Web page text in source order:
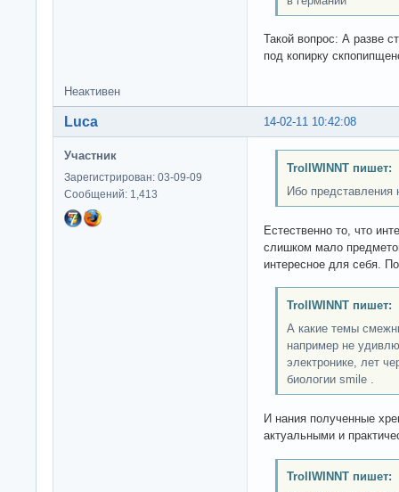
Такой вопрос: А разве
под копирку
Неактивен
14-02-11 10:42:08
Luca
Участник
Зарегистрирован: 03-09-09
Сообщений: 1,413
TrollWINNT пишет:
Ибо представления
Естественно то, что
слишком мало
интересное для себя.
TrollWINNT пишет:
А какие темы
например не
электронике, лет
биологии smile .
И нания полученные
актуальными и
TrollWINNT пишет: